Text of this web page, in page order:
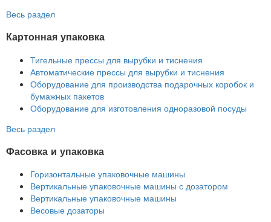
Весь раздел
Картонная упаковка
Тигельные прессы для вырубки и тиснения
Автоматические прессы для вырубки и тиснения
Оборудование для производства подарочных коробок и
бумажных пакетов
Оборудование для изготовления одноразовой посуды
Весь раздел
Фасовка и упаковка
Горизонтальные упаковочные машины
Вертикальные упаковочные машины с дозатором
Вертикальные упаковочные машины
Весовые дозаторы